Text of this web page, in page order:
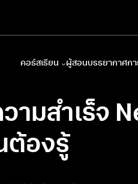
คอร์สเรียน ผู้สอนบรรยากาศกา
ามสำเร็จ
ต้องรู้